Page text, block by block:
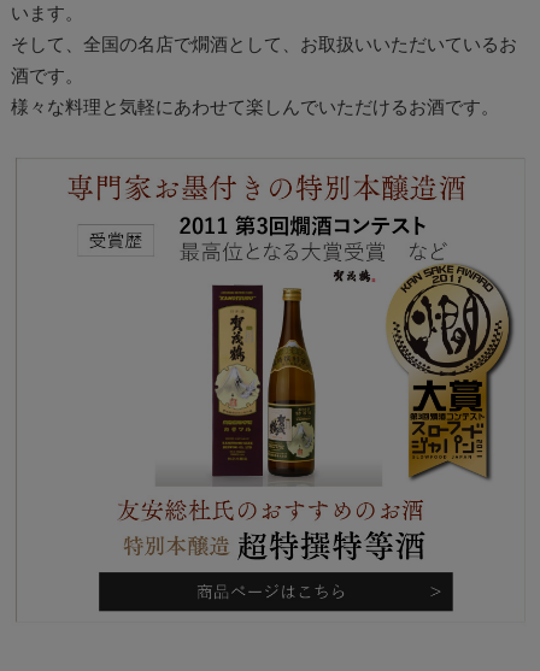
います。
そして、全国の名店で燗酒として、お取扱いいただいているお
酒です。
様々な料理と気軽にあわせて楽しんでいただけるお酒です。